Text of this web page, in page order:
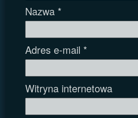
Nazwa *
Adres e-mail *
Witryna internetowa